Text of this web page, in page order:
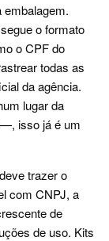
embalagem.
o formato
o CPF do
todas as
da agência.
lugar da
isso já é um
trazer o
com CNPJ, a
de
de uso. Kits